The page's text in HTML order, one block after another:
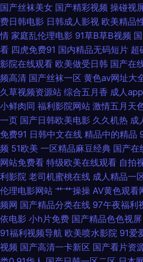
接看 熟妇TV 91熟妇网站 狠狠干狠狠撸
品1 九九热精品6 午夜福利67 AV在线不
一区 91激情视频在线观看 国伦精品区
91在 欧美性交 影音先锋伦理片在线 超
www99热8 久久伊人射 婷婷久久成人
深夜福利123通道 91网在线看 偷拍导航
草成人在线资源网站 深夜福利入口 91视
AV无码三级片 91成人版 国产AV线上 日
国产黑料av导航 亚州成人AV电影网址 国
国产丝袜美女 国产精彩视频 操碰视
费日韩电影 日韩成人影视 欧美精品
情 家庭乱伦理电影 91草B草B视频
看 四虎免费91 国内精品无码短片 超
影院在线观看 欧美做受日韩 国产在
频高清 国产丝袜一区 黄色av网址大
久草视频资源站 综合五月香 成人
小鲜肉同 福利影院网站 激情五月天
一页 国产日韩欧美电影 久久机热 成
免费91 日韩中文在线 精品中的精品
频 51欧美 一区精品麻豆经典 国产在
网站免费看 特级欧美在线观看 自拍
利影院 老司机蜜桃在线 成人精品一
伦理电影网站 艹艹操操 AV黄色观看
频网 国产精品分类在线 97午夜福利
依电影 小h片免费 国产精品色色视屏
91福利视频导航 欧美喷水影院 91爱
视频 国产高清一卡新区 国产看片资